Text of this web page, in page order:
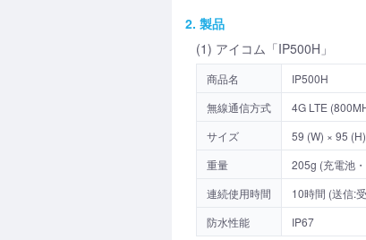
2. 製品
(1) アイコム「IP500H」
商品名
IP500H
無線通信方式
4G LTE
サイズ
59 (W) × 95
重量
205g (充電池
連続使用時間
10時間 (送信:
防水性能
IP67